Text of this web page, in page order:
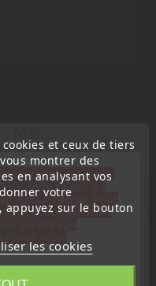
et ceux de tiers
montrer des
en analysant vos
votre
sur le bouton
les cookies
pour congés du
cette raison les
7 aout 14H00. Pour
réceptionner votre
qu'elle soit